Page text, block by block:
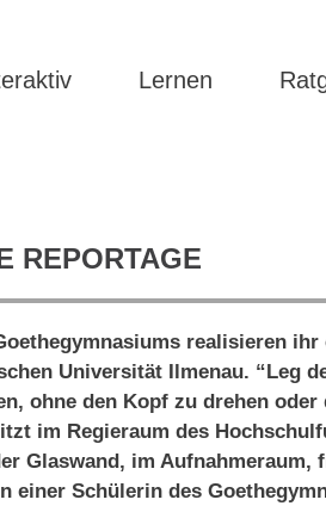
Lernen
REPORTAGE
realisieren ihr
Universität Ilmenau. “Leg
ohne den Kopf zu drehen oder
im Regieraum des
Glaswand, im Aufnahmeraum,
einer Schülerin des